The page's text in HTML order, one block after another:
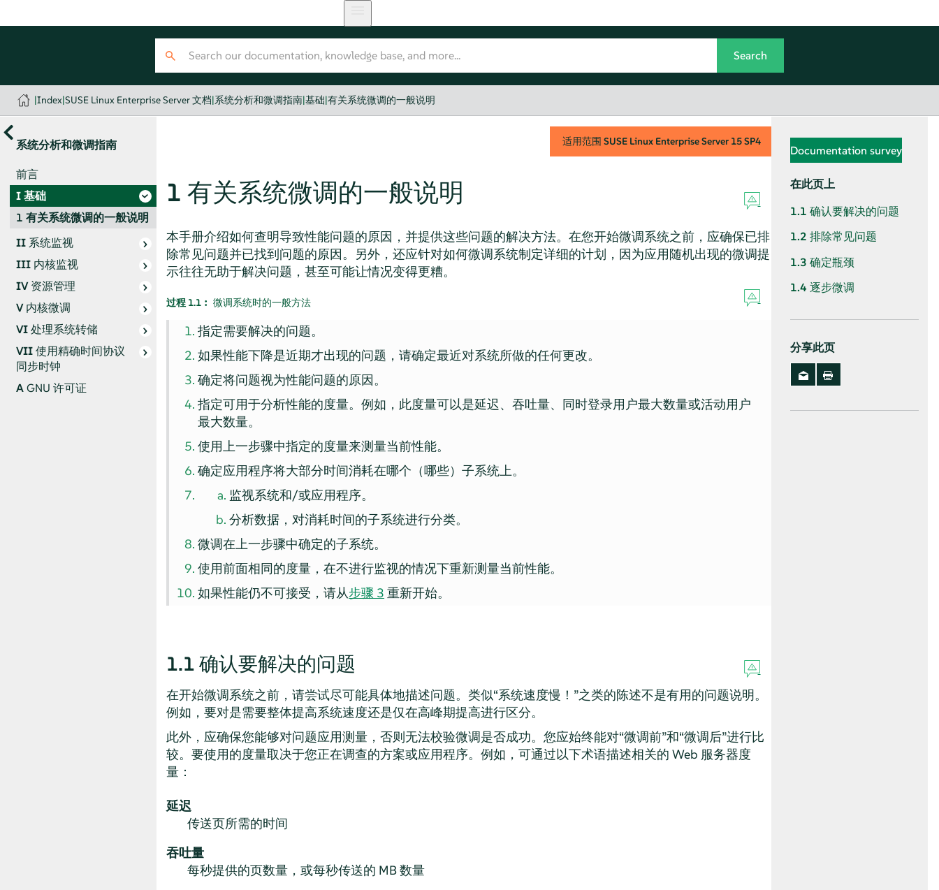
|Index|SUSE Linux Enterprise Server 文档|系统分析和微调指南|基础|有关系统微调的一般说明
系统分析和微调指南
前言
I基础
1 有关系统微调的一般说明
II 系统监视
III 内核监视
IV资源管理
V内核微调
VI处理系统转储
VII使用精确时间协议
同步时钟
AGNU 许可证
适用范围 SUSE Linux Enterprise Server 15 SP4
1 有关系统微调的一般说明
本手册介绍如何查明导致性能问题的原因，并提供这些问题的解决方法。在您开始微调系统之前，应确保已排
除常见问题并已找到问题的原因。另外，还应针对如何微调系统制定详细的计划，因为应用随机出现的微调提
示往往无助于解决问题，甚至可能让情况变得更糟。
过程 1.1︰ 微调系统时的一般方法
指定需要解决的问题。
如果性能下降是近期才出现的问题，请确定最近对系统所做的任何更改。
确定将问题视为性能问题的原因。
指定可用于分析性能的度量。例如，此度量可以是延迟、吞吐量、同时登录用户最大数量或活动用户
最大数量。
使用上一步骤中指定的度量来测量当前性能。
确定应用程序将大部分时间消耗在哪个（哪些）子系统上。
监视系统和/或应用程序。
分析数据，对消耗时间的子系统进行分类。
微调在上一步骤中确定的子系统。
使用前面相同的度量，在不进行监视的情况下重新测量当前性能。
如果性能仍不可接受，请从步骤 3 重新开始。
1.1 确认要解决的问题
在开始微调系统之前，请尝试尽可能具体地描述问题。类似“系统速度慢！ ”之类的陈述不是有用的问题说明。
例如，要对是需要整体提高系统速度还是仅在高峰期提高进行区分。
此外，应确保您能够对问题应用测量，否则无法校验微调是否成功。您应始终能对“微调前”和“微调后”进行比
较。要使用的度量取决于您正在调查的方案或应用程序。例如，可通过以下术语描述相关的 Web 服务器度
量：
延迟
传送页所需的时间
吞吐量
每秒提供的页数量，或每秒传送的 MB 数量
Documentation survey
在此页上
1.1 确认要解决的问题
1.2 排除常见问题
1.3 确定瓶颈
1.4 逐步微调
分享此页